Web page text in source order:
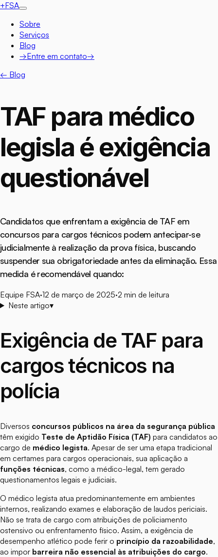
+FSA
Sobre
Serviços
Blog
→Entre em contato→
← Blog
TAF para médico
legisla é exigência
questionável
Candidatos que enfrentam a exigência de TAF em
concursos para cargos técnicos podem antecipar-se
judicialmente à realização da prova física, buscando
suspender sua obrigatoriedade antes da eliminação. Essa
medida é recomendável quando:
Equipe FSA·12 de março de 2025·2 min de leitura
Neste artigo▾
Exigência de TAF para
cargos técnicos na
polícia
Diversos concursos públicos na área da segurança pública
têm exigido Teste de Aptidão Física (TAF) para candidatos ao
cargo de médico legista. Apesar de ser uma etapa tradicional
em certames para cargos operacionais, sua aplicação a
funções técnicas, como a médico-legal, tem gerado
questionamentos legais e judiciais.
O médico legista atua predominantemente em ambientes
internos, realizando exames e elaboração de laudos periciais.
Não se trata de cargo com atribuições de policiamento
ostensivo ou enfrentamento físico. Assim, a exigência de
desempenho atlético pode ferir o princípio da razoabilidade,
ao impor barreira não essencial às atribuições do cargo.